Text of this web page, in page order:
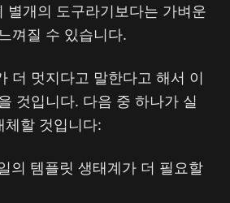
별개의 도구라기보다는 가벼운
껴질 수 있습니다.
더 멋지다고 말한다고 해서 이
것입니다. 다음 중 하나가 실
체할 것입니다:
의 템플릿 생태계가 더 필요할